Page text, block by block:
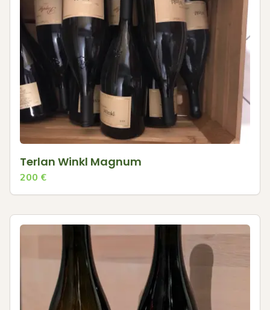
Terlan Winkl Magnum
200 €